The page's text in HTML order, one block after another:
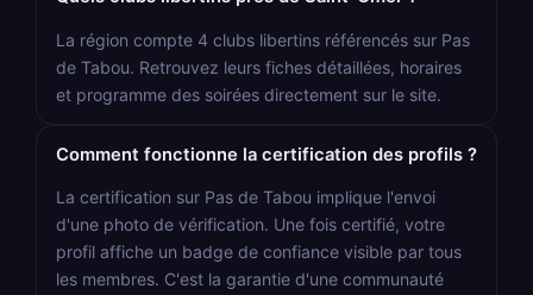
La région compte 4 clubs libertins référencés sur Pas
de Tabou. Retrouvez leurs fiches détaillées, horaires
et programme des soirées directement sur le site.
Comment fonctionne la certification des profils ?
La certification sur Pas de Tabou implique l'envoi
d'une photo de vérification. Une fois certifié, votre
profil affiche un badge de confiance visible par tous
les membres. C'est la garantie d'une communauté